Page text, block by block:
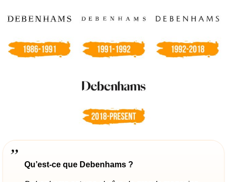
Qu’est-ce que Debenhams ?